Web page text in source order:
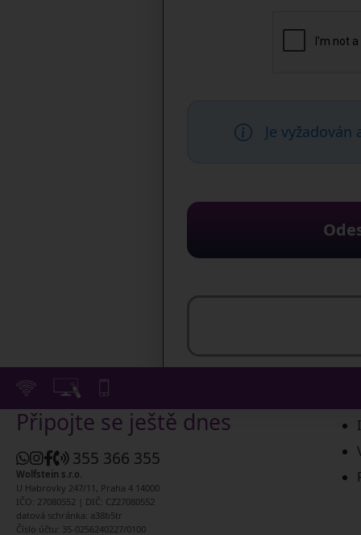
Je
Připojte se ještě dnes
355 366 355
Wolfstein s.r.o.
U Habrovky 247/11, Praha 4 14000
IČO: 27080552 | DIČ: CZ27080552
datová schránka: a38b5tr
Číslo účtu: 35-0256240227/0100